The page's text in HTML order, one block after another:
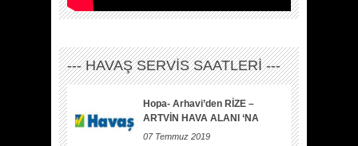
--- HAVAŞ SERVİS SAATLERİ ---
Hopa- Arhavi’den RİZE –
ARTVİN HAVA ALANI ‘NA
07 Temmuz 2019